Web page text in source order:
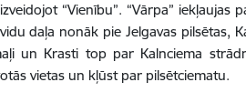
“Vienību”. “Vārpa” iekļaujas
daļa nonāk pie Jelgavas pilsētas,
un Krasti top par Kalnciema
vietas un kļūst par pilsētciematu.